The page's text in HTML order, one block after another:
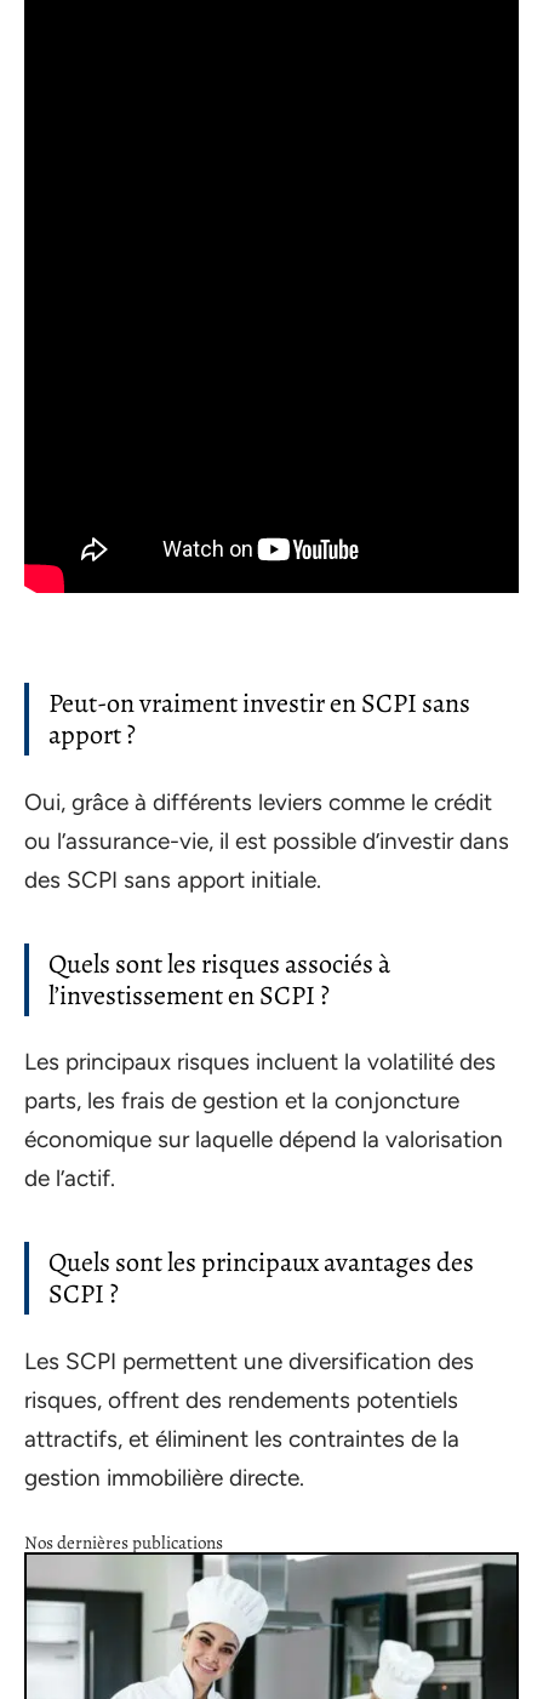
Peut-on vraiment investir en SCPI sans
apport ?
Oui, grâce à différents leviers comme le crédit
ou l’assurance-vie, il est possible d’investir dans
des SCPI sans apport initiale.
Quels sont les risques associés à
l’investissement en SCPI ?
Les principaux risques incluent la volatilité des
parts, les frais de gestion et la conjoncture
économique sur laquelle dépend la valorisation
de l’actif.
Quels sont les principaux avantages des
SCPI ?
Les SCPI permettent une diversification des
risques, offrent des rendements potentiels
attractifs, et éliminent les contraintes de la
gestion immobilière directe.
Nos dernières publications